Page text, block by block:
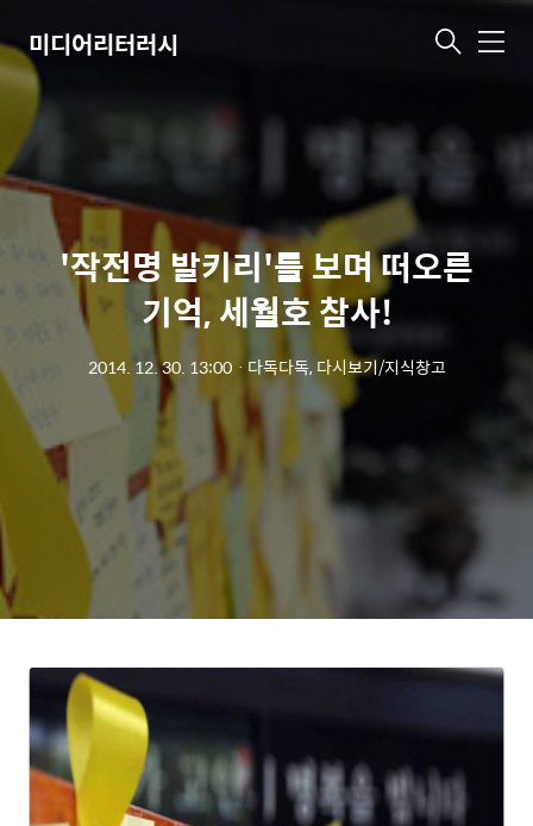
미디어리터러시 메
'작전명 발키리'를 보며 떠오른
기억, 세월호 참사!
2014. 12. 30. 13:00ㆍ 다독다독, 다시보기/지식창고